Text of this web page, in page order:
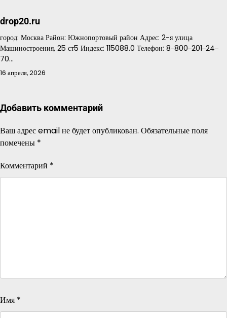
drop20.ru
город: Москва Район: Южнопортовый район Адрес: 2-я улица
Машиностроения, 25 ст5 Индекс: 115088.0 Телефон: 8‒800‒201‒24‒
70…
16 апреля, 2026
Добавить комментарий
Ваш адрес email не будет опубликован. Обязательные поля
помечены *
Комментарий *
Имя *